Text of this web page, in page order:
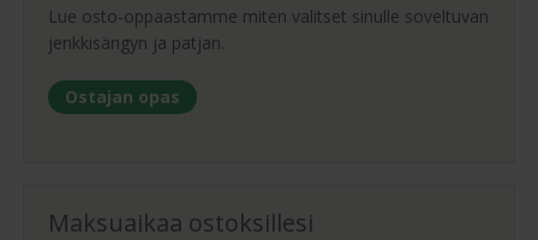
Lue osto-oppaastamme miten valitset sinulle soveltuvan
jenkkisängyn ja patjan.
Ostajan opas
Maksuaikaa ostoksillesi